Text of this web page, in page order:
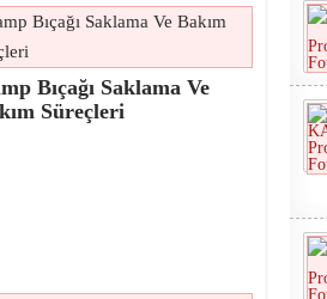
Bıçağı Saklama Ve
Süreçleri